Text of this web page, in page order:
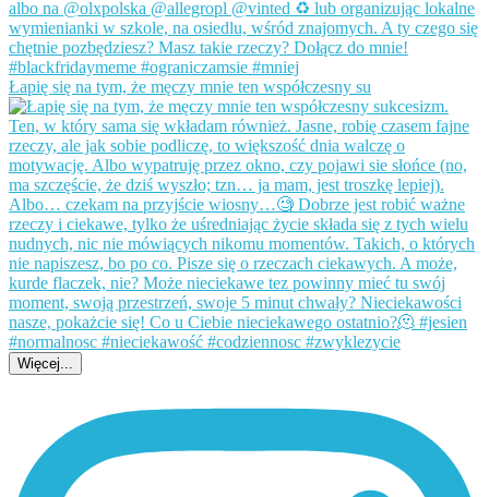
Łapię się na tym, że męczy mnie ten współczesny su
Więcej...